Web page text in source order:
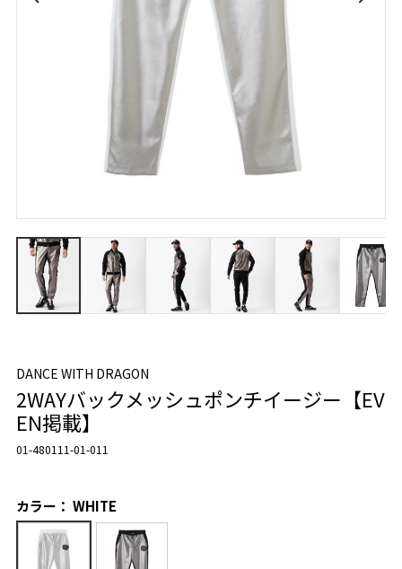
DANCE WITH DRAGON
2WAYバックメッシュポンチイージー【EV
EN掲載】
01-480111-01-011
カラー： WHITE